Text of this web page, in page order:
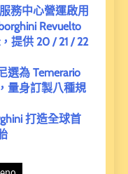
務中心營運啟用
Revuelto
提供 20 / 21 / 22
選為 Temerario
量身訂製八種規
打造全球首